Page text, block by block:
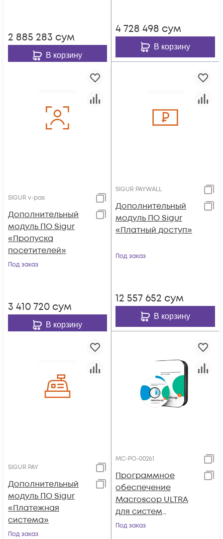
2 885 283 сум
В корзину
4 728 498 сум
В корзину
SIGUR v-pas
Дополнительный
модуль ПО Sigur
«Пропуска
посетителей»
Под заказ
3 410 720 сум
В корзину
SIGUR PAYWALL
Дополнительный
модуль ПО Sigur
«Платный доступ»
Под заказ
12 557 652 сум
В корзину
SIGUR PAY
Дополнительный
модуль ПО Sigur
«Платежная
система»
Под заказ
МС-РО-00261
Программное
обеспечение
Macroscop ULTRA
для систем
видеонаблюдения
Под заказ